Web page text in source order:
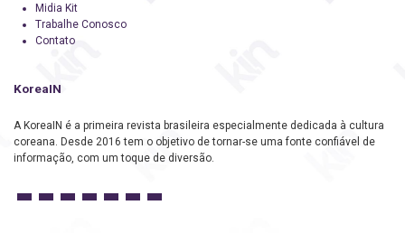
Midia Kit
Trabalhe Conosco
Contato
KoreaIN
A KoreaIN é a primeira revista brasileira especialmente dedicada à cultura
coreana. Desde 2016 tem o objetivo de tornar-se uma fonte confiável de
informação, com um toque de diversão.